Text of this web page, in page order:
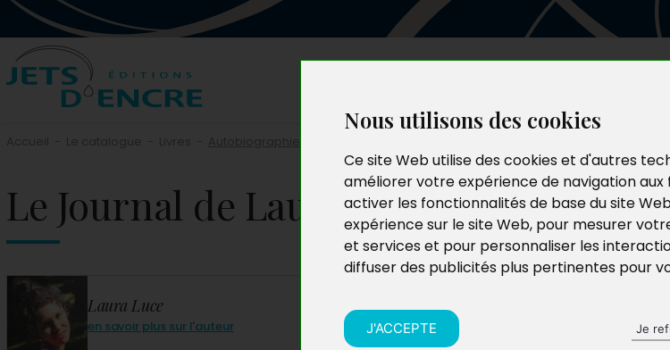
Nous utilisons des cookies
Ce site Web utilise des cookies et d'autres
améliorer votre expérience de navigation aux
activer les fonctionnalités de base du site
expérience sur le site Web, pour mesurer
et services et pour personnaliser les
diffuser des publicités plus pertinentes pour
J'ACCEPTE Je
Le Journal de Laura
Laura Luce
en savoir plus sur l'auteur